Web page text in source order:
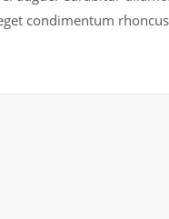
condimentum